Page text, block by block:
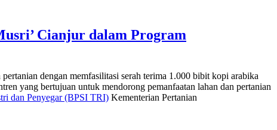
Cianjur dalam Program
dengan memfasilitasi serah terima 1.000 bibit kopi arabika
yang bertujuan untuk mendorong pemanfaatan lahan dan pertanian
dan Penyegar (BPSI TRI) Kementerian Pertanian